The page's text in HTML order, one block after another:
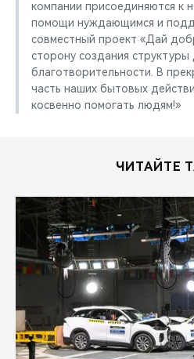
компании присоединяются к
помощи нуждающимся и
совместный проект «Дай
сторону создания структуры
благотворительности. В
часть наших бытовых
косвенно помогать людям!»
ЧИТАЙТЕ